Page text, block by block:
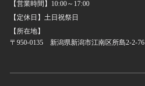
【営業時間】10:00～17:00
【定休日】土日祝祭日
【所在地】
〒950-0135 新潟県新潟市江南区所島2-2-76